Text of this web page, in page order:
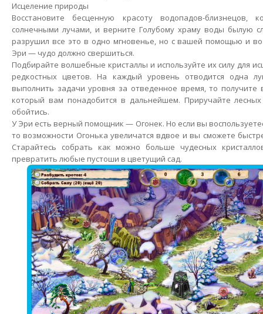
Исцеление природы
Восстановите бесценную красоту водопадов-близнецов,
солнечными лучами, и верните Голубому храму воды былую
разрушил все это в одно мгновенье, но с вашей помощью и
Эри — чудо должно свершиться.
Подбирайте волшебные кристаллы и используйте их силу для
редкостных цветов. На каждый уровень отводится одна
выполнить задачи уровня за отведенное время, то получите
который вам понадобится в дальнейшем. Приручайте
обойтись.
У Эри есть верный помощник — Огонек. Но если вы
то возможности Огонька увеличатся вдвое и вы сможете
Старайтесь собрать как можно больше чудесных
превратить любые пустоши в цветущий сад.